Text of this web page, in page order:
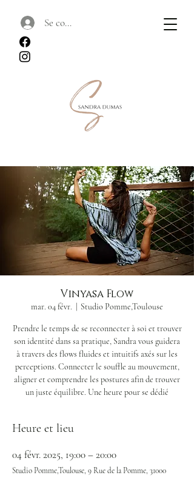
Se connecter
Vinyasa Flow
mar. 04 févr. Studio Pomme,Toulouse
Prendre le temps de se reconnecter à soi et trouver
son identité dans sa pratique, Sandra vous guidera
à travers des flows fluides et intuitifs axés sur les
perceptions. Connecter le souffle au mouvement,
aligner et comprendre les postures afin de trouver
un juste équilibre. Une heure pour se dédié
Heure et lieu
04 févr. 2025, 19:00 – 20:00
Studio Pomme,Toulouse, 9 Rue de la Pomme, 31000